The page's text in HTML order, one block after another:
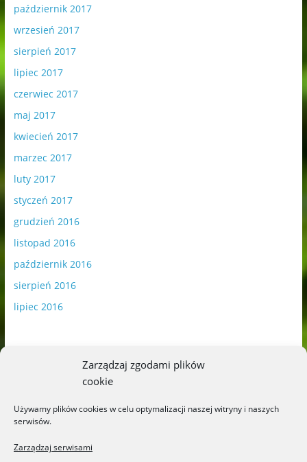
Zarządzaj zgodami plików
cookie
Używamy plików cookies w celu optymalizacji naszej witryny i naszych
serwisów.
Zarządzaj serwisami
październik 2017
wrzesień 2017
sierpień 2017
lipiec 2017
czerwiec 2017
maj 2017
kwiecień 2017
marzec 2017
luty 2017
styczeń 2017
grudzień 2016
listopad 2016
październik 2016
sierpień 2016
lipiec 2016